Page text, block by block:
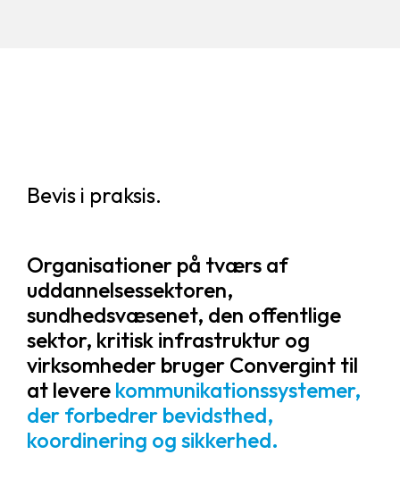
Bevis i praksis.
Organisationer på tværs af
uddannelsessektoren,
sundhedsvæsenet, den offentlige
sektor, kritisk infrastruktur og
virksomheder bruger Convergint til
at levere kommunikationssystemer,
der forbedrer bevidsthed,
koordinering og sikkerhed.